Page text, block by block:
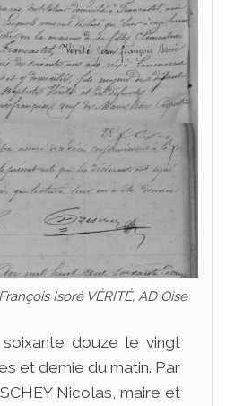
Isoré VÉRITÉ, AD Oise
soixante douze le vingt
et demie du matin. Par
Nicolas, maire et